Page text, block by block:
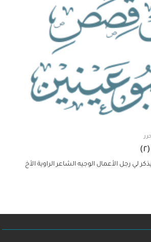
آل بوعينين (٢) يذكر لي رجل الأعمال الوجيه الشاعر الراوية الأخ